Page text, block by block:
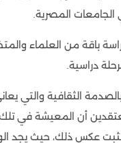
ومتنوعة من برامج
الجامعات المصرية.
باقة من العلماء
دراسية.
الثقافية والتي
أن المعيشة في
تثبت عكس ذلك، حيث يجد